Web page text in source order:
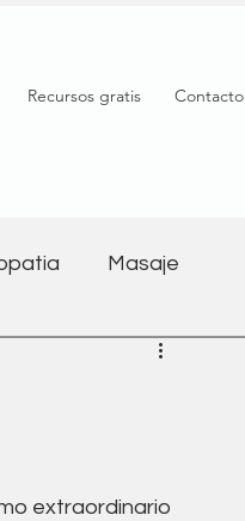
Recursos gratis Contacto
Masaje
extraordinario